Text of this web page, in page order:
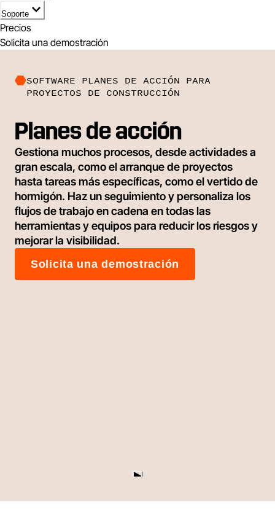
Soporte
Precios
Solicita una demostración
SOFTWARE PLANES DE ACCIÓN PARA
PROYECTOS DE CONSTRUCCIÓN
Planes de acción
Gestiona muchos procesos, desde actividades a
gran escala, como el arranque de proyectos
hasta tareas más específicas, como el vertido de
hormigón. Haz un seguimiento y personaliza los
flujos de trabajo en cadena en todas las
herramientas y equipos para reducir los riesgos y
mejorar la visibilidad.
Solicita una demostración